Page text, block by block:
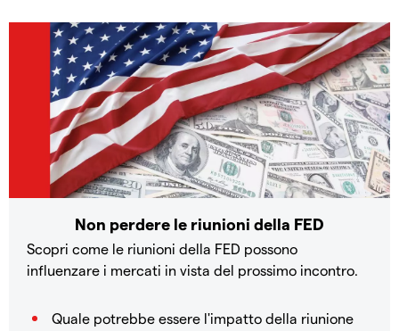
Non perdere le riunioni della FED
Scopri come le riunioni della FED possono
influenzare i mercati in vista del prossimo incontro.
Quale potrebbe essere l'impatto della riunione